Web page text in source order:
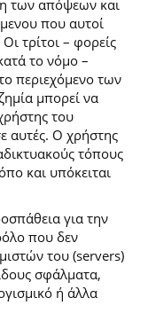
των απόψεων και
που αυτοί
τρίτοι – φορείς
το νόμο –
περιεχόμενο των
μπορεί να
του
αυτές. Ο χρήστης
τόπους
και υπόκειται
για την
που δεν
του (servers)
σφάλματα,
ή άλλα